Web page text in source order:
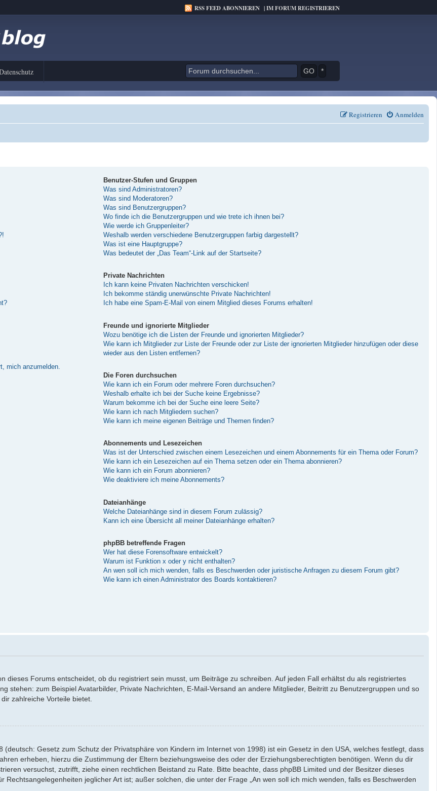
RSS FEED ABONNIEREN |IM FORUM REGISTRIEREN
*
Anmelden
Registrieren
mich anzumelden.
Benutzer-Stufen und Gruppen
Was sind Administratoren?
Was sind Moderatoren?
Was sind Benutzergruppen?
Wo finde ich die Benutzergruppen und wie trete ich ihnen bei?
Wie werde ich Gruppenleiter?
Weshalb werden verschiedene Benutzergruppen farbig dargestellt?
Was ist eine Hauptgruppe?
Was bedeutet der „Das Team“-Link auf der Startseite?
Private Nachrichten
Ich kann keine Privaten Nachrichten verschicken!
Ich bekomme ständig unerwünschte Private Nachrichten!
Ich habe eine Spam-E-Mail von einem Mitglied dieses Forums erhalten!
Freunde und ignorierte Mitglieder
Wozu benötige ich die Listen der Freunde und ignorierten Mitglieder?
Wie kann ich Mitglieder zur Liste der Freunde oder zur Liste der ignorierten Mitglieder hinzufügen oder diese
wieder aus den Listen entfernen?
Die Foren durchsuchen
Wie kann ich ein Forum oder mehrere Foren durchsuchen?
Weshalb erhalte ich bei der Suche keine Ergebnisse?
Warum bekomme ich bei der Suche eine leere Seite?
Wie kann ich nach Mitgliedern suchen?
Wie kann ich meine eigenen Beiträge und Themen finden?
Abonnements und Lesezeichen
Was ist der Unterschied zwischen einem Lesezeichen und einem Abonnements für ein Thema oder Forum?
Wie kann ich ein Lesezeichen auf ein Thema setzen oder ein Thema abonnieren?
Wie kann ich ein Forum abonnieren?
Wie deaktiviere ich meine Abonnements?
Dateianhänge
Welche Dateianhänge sind in diesem Forum zulässig?
Kann ich eine Übersicht all meiner Dateianhänge erhalten?
phpBB betreffende Fragen
Wer hat diese Forensoftware entwickelt?
Warum ist Funktion x oder y nicht enthalten?
An wen soll ich mich wenden, falls es Beschwerden oder juristische Anfragen zu diesem Forum gibt?
Wie kann ich einen Administrator des Boards kontaktieren?
dieses Forums entscheidet, ob du registriert sein musst, um Beiträge zu schreiben. Auf jeden Fall erhältst du als registriertes
stehen: zum Beispiel Avatarbilder, Private Nachrichten, E-Mail-Versand an andere Mitglieder, Beitritt zu Benutzergruppen und so
zahlreiche Vorteile bietet.
(deutsch: Gesetz zum Schutz der Privatsphäre von Kindern im Internet von 1998) ist ein Gesetz in den USA, welches festlegt, dass
erheben, hierzu die Zustimmung der Eltern beziehungsweise des oder der Erziehungsberechtigten benötigen. Wenn du dir
versuchst, zutrifft, ziehe einen rechtlichen Beistand zu Rate. Bitte beachte, dass phpBB Limited und der Besitzer dieses
jeglicher Art ist; außer solchen, die unter der Frage „An wen soll ich mich wenden, falls es Beschwerden